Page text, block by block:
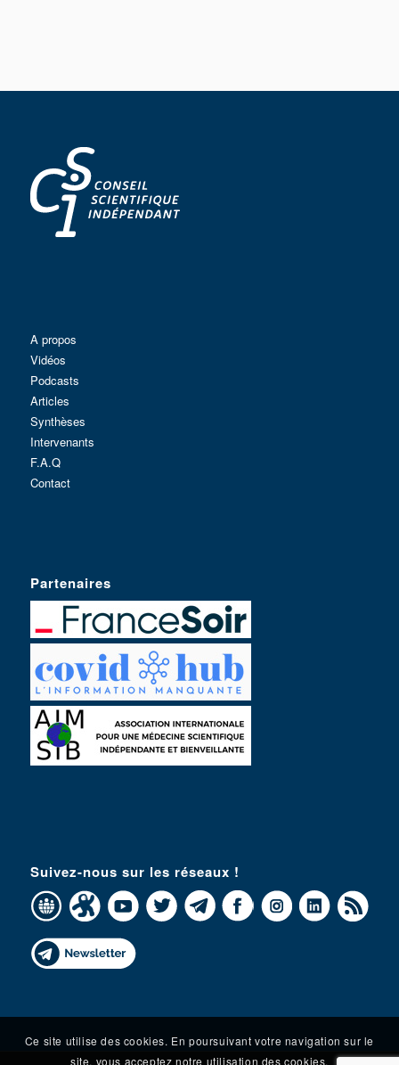
A propos
Vidéos
Podcasts
Articles
Synthèses
Intervenants
F.A.Q
Contact
Partenaires
Suivez-nous sur les réseaux !
Ce site utilise des cookies. En poursuivant votre navigation sur le
site, vous acceptez notre utilisation des cookies.